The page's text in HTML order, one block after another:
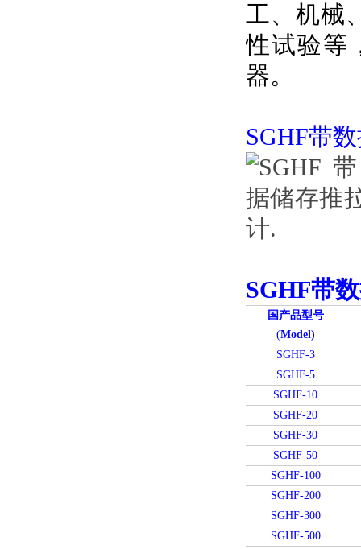
工、机械
性试验等
器。
SGHF带
SGHF带
国产品型号
(Model)
SGHF-3
SGHF-5
SGHF-10
SGHF-20
SGHF-30
SGHF-50
SGHF-100
SGHF-200
SGHF-300
SGHF-500